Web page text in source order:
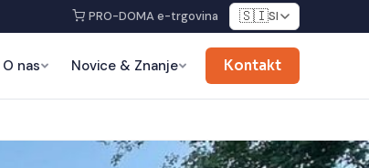
PRO-DOMA e-trgovina 🇸🇮SI
O nas Novice & Znanje Kontakt